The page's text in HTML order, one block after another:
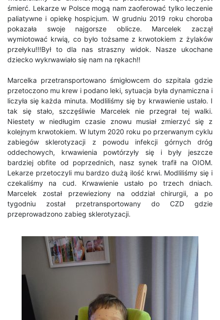
śmierć. Lekarze w Polsce mogą nam zaoferować tylko leczenie
paliatywne i opiekę hospicjum. W grudniu 2019 roku choroba
pokazała swoje najgorsze oblicze. Marcelek zaczął
wymiotować krwią, co było tożsame z krwotokiem z żylaków
przełyku!!!Był to dla nas straszny widok. Nasze ukochane
dziecko wykrwawiało się nam na rękach!!
Marcelka przetransportowano śmigłowcem do szpitala gdzie
przetoczono mu krew i podano leki, sytuacja była dynamiczna i
liczyła się każda minuta. Modliliśmy się by krwawienie ustało. I
tak się stało, szczęśliwie Marcelek nie przegrał tej walki.
Niestety w niedługim czasie znowu musiał zmierzyć się z
kolejnym krwotokiem. W lutym 2020 roku po przerwanym cyklu
zabiegów sklerotyzacji z powodu infekcji górnych dróg
oddechowych, krwawienia powtórzyły się i były jeszcze
bardziej obfite od poprzednich, nasz synek trafił na OIOM.
Lekarze przetoczyli mu bardzo dużą ilość krwi. Modliliśmy się i
czekaliśmy na cud. Krwawienie ustało po trzech dniach.
Marcelek został przewieziony na oddział chirurgii, a po
tygodniu został przetransportowany do CZD gdzie
przeprowadzono zabieg sklerotyzacji.